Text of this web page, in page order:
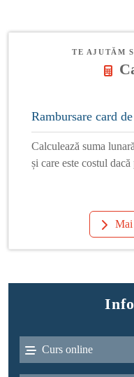
TE AJUTĂM
Rambursare card
Calculează suma
și care este costul
Mai
Curs online